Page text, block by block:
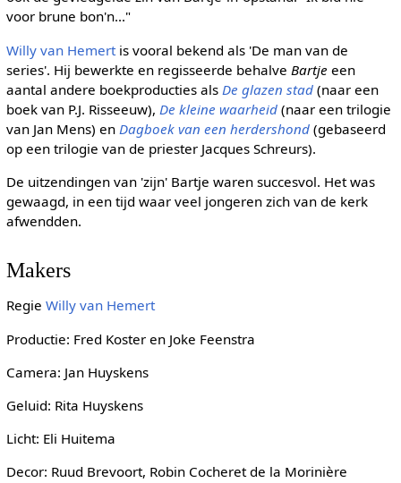
voor brune bon'n..."
Willy van Hemertis vooral bekend als 'De man van de
series'. Hij bewerkte en regisseerde behalve Bartje een
aantal andere boekproducties als De glazen stad(naar een
boek van P.J. Risseeuw), De kleine waarheid(naar een trilogie
van Jan Mens) en Dagboek van een herdershond(gebaseerd
op een trilogie van de priester Jacques Schreurs).
De uitzendingen van 'zijn' Bartje waren succesvol. Het was
gewaagd, in een tijd waar veel jongeren zich van de kerk
afwendden.
Makers
Regie Willy van Hemert
Productie: Fred Koster en Joke Feenstra
Camera: Jan Huyskens
Geluid: Rita Huyskens
Licht: Eli Huitema
Decor: Ruud Brevoort, Robin Cocheret de la Morinière